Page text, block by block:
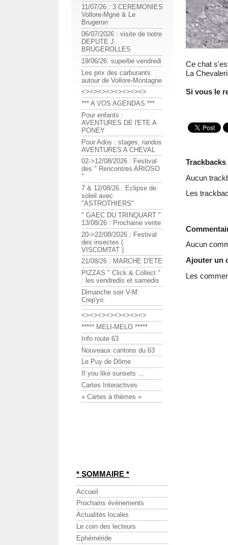
Ce chat
La
Si vous le
Trackbacks
Aucun
Les
Aucun
Ajouter un
Les
11/07/26 : 3 CEREMONIES
Vollore-Mgne & Le
Brugeron
06/07/2026 : visite de notre
DEPUTE J.
BRUGEROLLES
19/06/26: superbe vendredi
Les prix des carburants
autour de Vollore-Montagne
<><><><><><><><>
*** A VOS AGENDAS ***
Pour enfants :
AVENTURES DE l'ETE A
PONEY
Pour Ados : stages, randos
AVENTURES A CHEVAL
02->12/08/2026 : Festival
des " Rencontres ARIOSO
"
7 & 12/08/26 : Eclipse de
soleil avec
"ASTROTHIERS"
" GAEC DU TRINQUART "
13/08/26 : Prochaine vente
20->22/08/2026 : Festival
des insectes (
VISCOMTAT )
21/08/26 : MARCHE D'ETE
PIZZAS " Click & Collect "
: les vendredis et samedis
Dimanche soir V-M:
Crep'yo
<><><><><><><><>
***** MELI-MELO *****
Info route 63
Nouveaux cantons du 63
Le Puy de Dôme
If you like sunsets ...
Cartes Interactives
« Cartes à thèmes »
* SOMMAIRE *
Accueil
Prochains événements
Actualités locales
Le coin des lecteurs
Ephéméride